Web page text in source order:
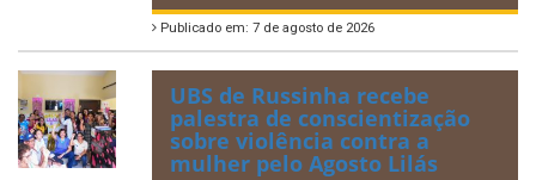
Publicado em: 7 de agosto de 2026
UBS de Russinha recebe
palestra de conscientização
sobre violência contra a
mulher pelo Agosto Lilás